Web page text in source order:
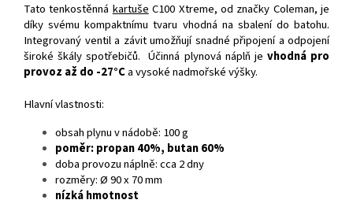
Tato tenkostěnná kartuše C100 Xtreme, od značky Coleman, je
díky svému kompaktnímu tvaru vhodná na sbalení do batohu.
Integrovaný ventil a závit umožňují snadné připojení a odpojení
široké škály spotřebičů. Účinná plynová náplň je vhodná pro
provoz až do -27°Ca vysoké nadmořské výšky.
Hlavní vlastnosti:
obsah plynu v nádobě: 100 g
poměr: propan 40%, butan 60%
doba provozu náplně: cca 2 dny
rozměry: Ø 90 x 70 mm
nízká hmotnost